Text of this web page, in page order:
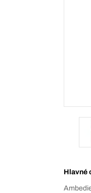
Hlavné